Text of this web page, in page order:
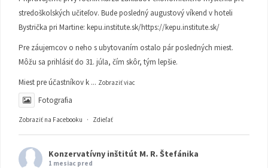
stredoškolských učiteľov. Bude posledný augustový víkend v hoteli
Bystrička pri Martine: kepu.institute.sk/https://kepu.institute.sk/
Pre záujemcov o neho s ubytovaním ostalo pár posledných miest.
Môžu sa prihlásiť do 31. júla, čím skôr, tým lepšie.
Miest pre účastníkov k ... Zobraziť viac
Fotografia
Zobraziť na Facebooku · Zdieľať
Konzervatívny inštitút M. R. Štefánika
1 mesiac pred